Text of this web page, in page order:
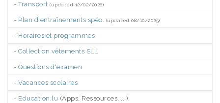
-Transport (updated 12/02/2026)
- Plan d'entraînements spéc. (updated 08/10/2025)
- Horaires et programmes
- Collection vêtements SLL
- Questions d'examen
- Vacances scolaires
- Education.lu (Apps, Ressources, ...)